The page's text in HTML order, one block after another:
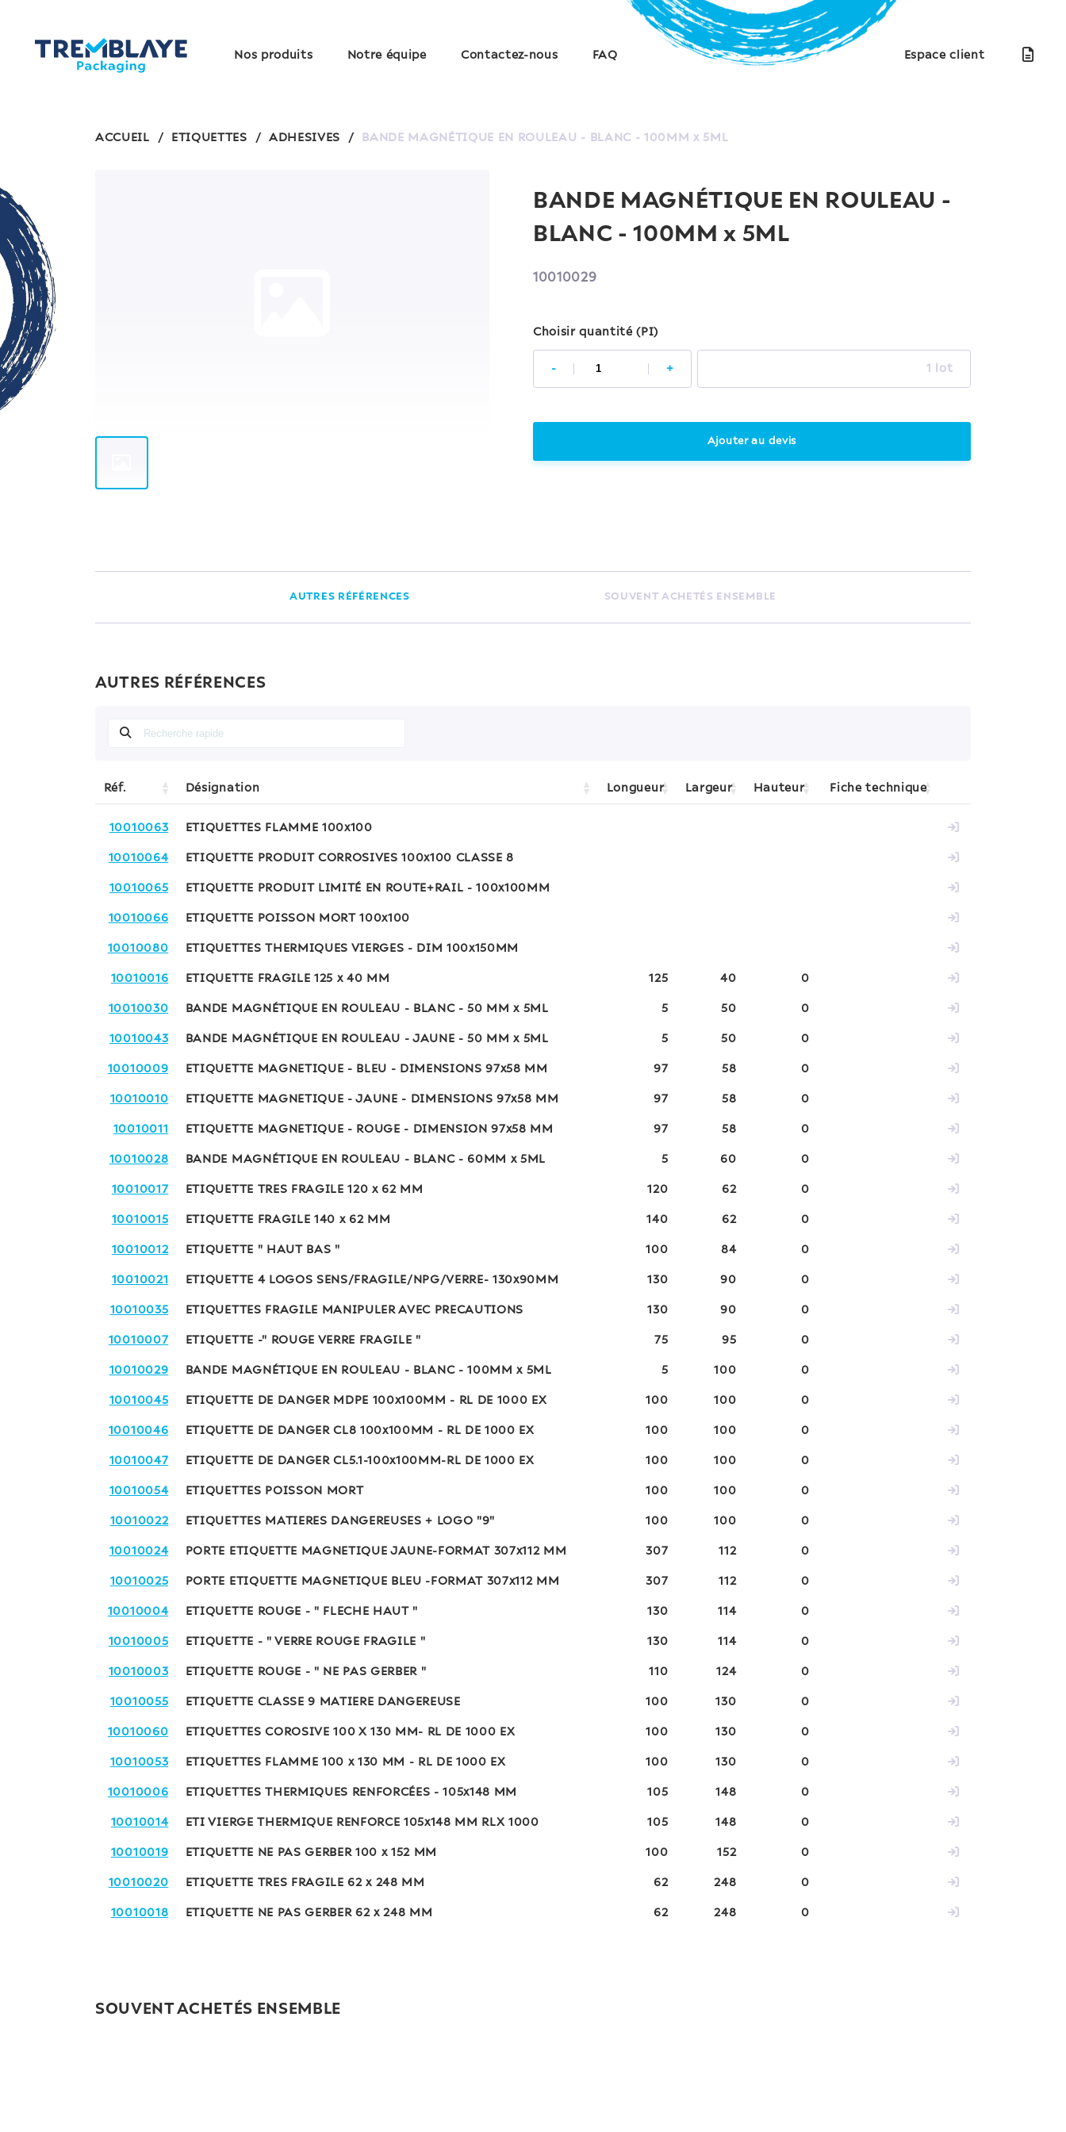
Nos produits Notre équipe Contactez-nous FAQ Espace client
ACCUEIL / ETIQUETTES / ADHESIVES / BANDE MAGNÉTIQUE EN ROULEAU - BLANC - 100MM x 5ML
BANDE MAGNÉTIQUE EN ROULEAU -
BLANC - 100MM x 5ML
10010029
Choisir quantité (PI)
- + 1 lot
Ajouter au devis
AUTRES RÉFÉRENCES SOUVENT ACHETÉS ENSEMBLE
AUTRES RÉFÉRENCES
Réf. Désignation Longueur Largeur Hauteur Fiche technique
10010063 ETIQUETTES FLAMME 100x100
10010064 ETIQUETTE PRODUIT CORROSIVES 100x100 CLASSE 8
10010065 ETIQUETTE PRODUIT LIMITÉ EN ROUTE+RAIL - 100x100MM
10010066 ETIQUETTE POISSON MORT 100x100
10010080 ETIQUETTES THERMIQUES VIERGES - DIM 100x150MM
10010016 ETIQUETTE FRAGILE 125 x 40 MM 125 40 0
10010030 BANDE MAGNÉTIQUE EN ROULEAU - BLANC - 50 MM x 5ML 5 50 0
10010043 BANDE MAGNÉTIQUE EN ROULEAU - JAUNE - 50 MM x 5ML 5 50 0
10010009 ETIQUETTE MAGNETIQUE - BLEU - DIMENSIONS 97x58 MM 97 58 0
10010010 ETIQUETTE MAGNETIQUE - JAUNE - DIMENSIONS 97x58 MM 97 58 0
10010011 ETIQUETTE MAGNETIQUE - ROUGE - DIMENSION 97x58 MM 97 58 0
10010028 BANDE MAGNÉTIQUE EN ROULEAU - BLANC - 60MM x 5ML 5 60 0
10010017 ETIQUETTE TRES FRAGILE 120 x 62 MM 120 62 0
10010015 ETIQUETTE FRAGILE 140 x 62 MM 140 62 0
10010012 ETIQUETTE " HAUT BAS " 100 84 0
10010021 ETIQUETTE 4 LOGOS SENS/FRAGILE/NPG/VERRE- 130x90MM 130 90 0
10010035 ETIQUETTES FRAGILE MANIPULER AVEC PRECAUTIONS 130 90 0
10010007 ETIQUETTE -" ROUGE VERRE FRAGILE " 75 95 0
10010029 BANDE MAGNÉTIQUE EN ROULEAU - BLANC - 100MM x 5ML 5 100 0
10010045 ETIQUETTE DE DANGER MDPE 100x100MM - RL DE 1000 EX 100 100 0
10010046 ETIQUETTE DE DANGER CL8 100x100MM - RL DE 1000 EX 100 100 0
10010047 ETIQUETTE DE DANGER CL5.1-100x100MM-RL DE 1000 EX 100 100 0
10010054 ETIQUETTES POISSON MORT 100 100 0
10010022 ETIQUETTES MATIERES DANGEREUSES + LOGO "9" 100 100 0
10010024 PORTE ETIQUETTE MAGNETIQUE JAUNE-FORMAT 307x112 MM 307 112 0
10010025 PORTE ETIQUETTE MAGNETIQUE BLEU -FORMAT 307x112 MM 307 112 0
10010004 ETIQUETTE ROUGE - " FLECHE HAUT " 130 114 0
10010005 ETIQUETTE - " VERRE ROUGE FRAGILE " 130 114 0
10010003 ETIQUETTE ROUGE - " NE PAS GERBER " 110 124 0
10010055 ETIQUETTE CLASSE 9 MATIERE DANGEREUSE 100 130 0
10010060 ETIQUETTES COROSIVE 100 X 130 MM- RL DE 1000 EX 100 130 0
10010053 ETIQUETTES FLAMME 100 x 130 MM - RL DE 1000 EX 100 130 0
10010006 ETIQUETTES THERMIQUES RENFORCÉES - 105x148 MM 105 148 0
10010014 ETI VIERGE THERMIQUE RENFORCE 105x148 MM RLX 1000 105 148 0
10010019 ETIQUETTE NE PAS GERBER 100 x 152 MM 100 152 0
10010020 ETIQUETTE TRES FRAGILE 62 x 248 MM 62 248 0
10010018 ETIQUETTE NE PAS GERBER 62 x 248 MM 62 248 0
SOUVENT ACHETÉS ENSEMBLE